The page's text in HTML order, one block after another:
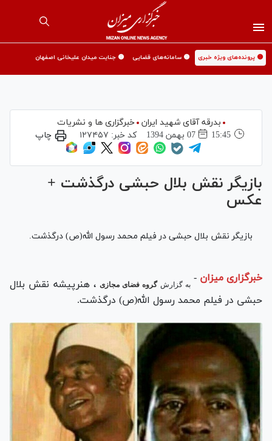
🟡 پرونده‌های ویژه خبری 🟡 سامانه‌های قضایی 🟡 جنایت میدان علیخانی اصفهان
بدرقه آقای شهید ایران
خبرگزاری ها و نشریات
15:45
07 بهمن 1394 کد خبر: ۱۲۷۴۵۷ چاپ
بازیگر نقش بلال حبشی درگذشت +
عکس
بازیگر نقش بلال حبشی در فیلم محمد رسول الله(ص) درگذشت.
خبرگزاری میزان - به گزارشگروه فضای مجازی ، هنرپیشه نقش بلال
حبشی در فیلم محمد رسول الله(ص) درگذشت.